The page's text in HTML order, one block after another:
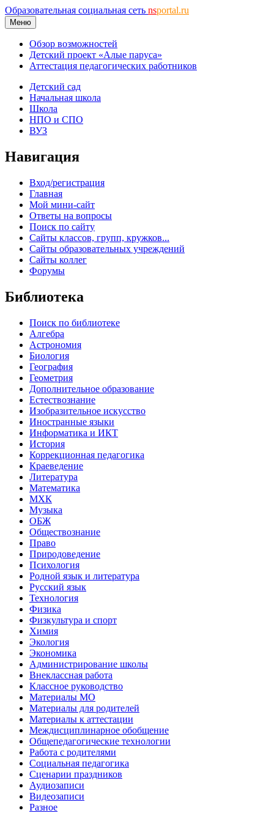
Образовательная социальная сеть nsportal.ru
Меню
Обзор возможностей
Детский проект «Алые паруса»
Аттестация педагогических работников
Детский сад
Начальная школа
Школа
НПО и СПО
ВУЗ
Навигация
Вход/регистрация
Главная
Мой мини-сайт
Ответы на вопросы
Поиск по сайту
Сайты классов, групп, кружков...
Сайты образовательных учреждений
Сайты коллег
Форумы
Библиотека
Поиск по библиотеке
Алгебра
Астрономия
Биология
География
Геометрия
Дополнительное образование
Естествознание
Изобразительное искусство
Иностранные языки
Информатика и ИКТ
История
Коррекционная педагогика
Краеведение
Литература
Математика
МХК
Музыка
ОБЖ
Обществознание
Право
Природоведение
Психология
Родной язык и литература
Русский язык
Технология
Физика
Физкультура и спорт
Химия
Экология
Экономика
Администрирование школы
Внеклассная работа
Классное руководство
Материалы МО
Материалы для родителей
Материалы к аттестации
Междисциплинарное обобщение
Общепедагогические технологии
Работа с родителями
Социальная педагогика
Сценарии праздников
Аудиозаписи
Видеозаписи
Разное